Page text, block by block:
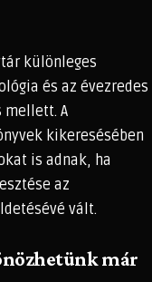
különleges
és az évezredes
mellett. A
kikeresésében
is adnak, ha
az
vált.
már